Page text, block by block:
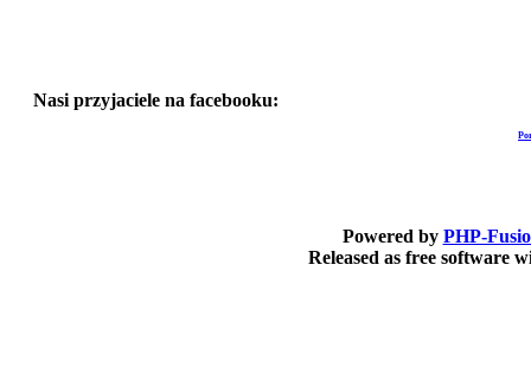
Nasi przyjaciele na facebooku:
Powered by PHP-
Released as free software